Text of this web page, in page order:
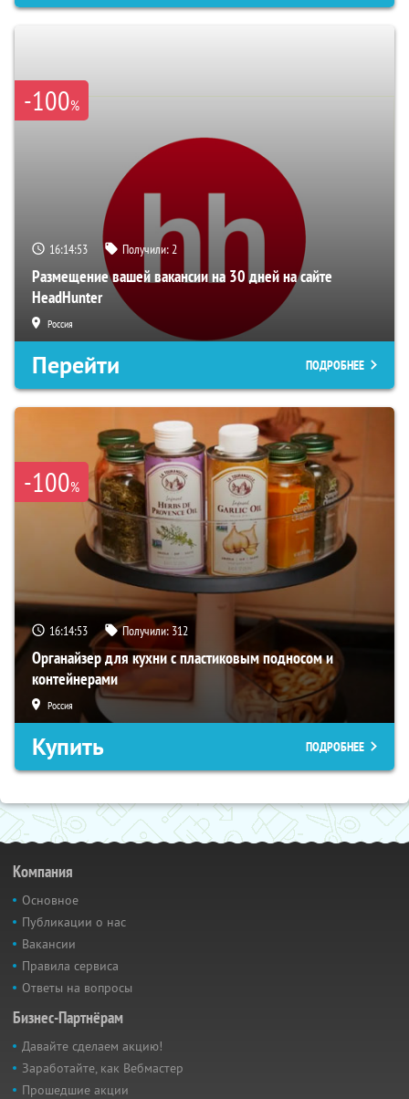
-100%
16:14:52 Получили:2
Размещение вашей вакансии на 30 дней на сайте
HeadHunter
Россия
Перейти ПОДРОБНЕЕ
-100%
16:14:52 Получили: 312
Органайзер для кухни с пластиковым подносом и
контейнерами
Россия
Купить ПОДРОБНЕЕ
Компания
Основное
Публикации о нас
Вакансии
Правила сервиса
Ответы на вопросы
Бизнес-Партнёрам
Давайте сделаем акцию!
Заработайте, как Вебмастер
Прошедшие акции